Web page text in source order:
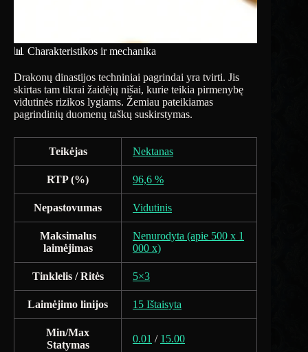
📊 Charakteristikos ir mechanika
Drakonų dinastijos techniniai pagrindai yra tvirti. Jis
skirtas tam tikrai žaidėjų nišai, kurie teikia pirmenybę
vidutinės rizikos lygiams. Žemiau pateikiamas
pagrindinių duomenų taškų suskirstymas.
Teikėjas Nektanas
RTP (%) 96,6 %
Nepastovumas Vidutinis
Maksimalus
laimėjimas
Nenurodyta (apie 500 x 1
000 x)
Tinklelis / Ritės 5×3
Laimėjimo linijos 15 Ištaisyta
Min/Max
Statymas
0.01 / 15.00